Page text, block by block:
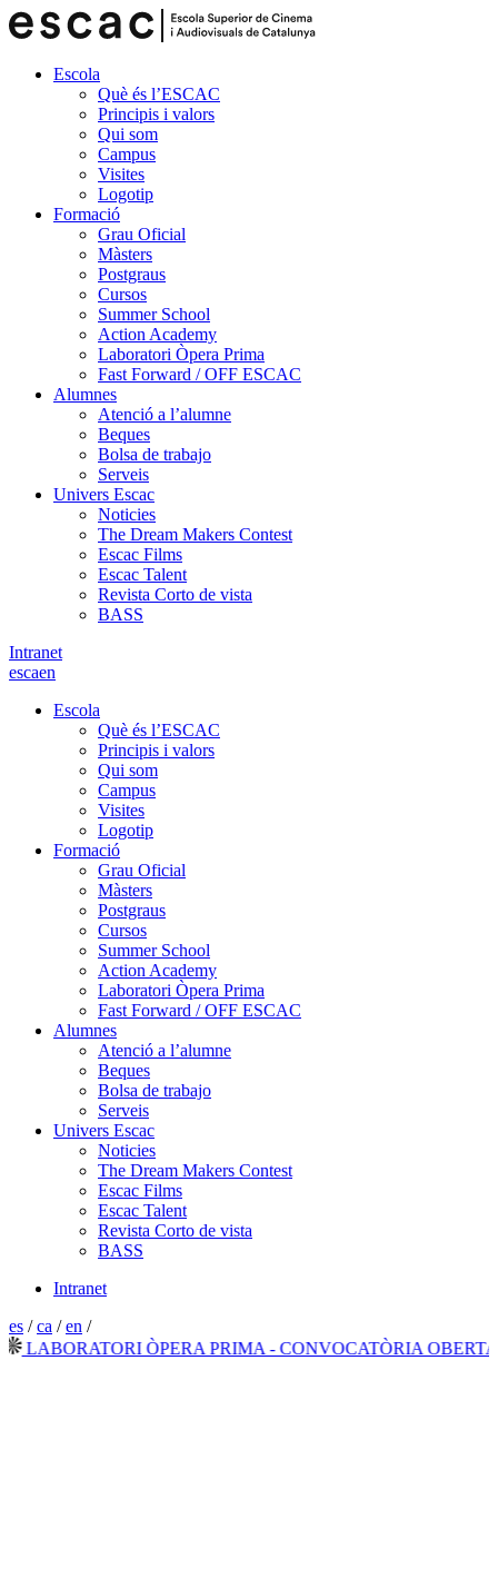
Escola
Què és l’ESCAC
Principis i valors
Qui som
Campus
Visites
Logotip
Formació
Grau Oficial
Màsters
Postgraus
Cursos
Summer School
Action Academy
Laboratori Òpera Prima
Fast Forward / OFF ESCAC
Alumnes
Atenció a l’alumne
Beques
Bolsa de trabajo
Serveis
Univers Escac
Noticies
The Dream Makers Contest
Escac Films
Escac Talent
Revista Corto de vista
BASS
Intranet
escaen
Escola
Què és l’ESCAC
Principis i valors
Qui som
Campus
Visites
Logotip
Formació
Grau Oficial
Màsters
Postgraus
Cursos
Summer School
Action Academy
Laboratori Òpera Prima
Fast Forward / OFF ESCAC
Alumnes
Atenció a l’alumne
Beques
Bolsa de trabajo
Serveis
Univers Escac
Noticies
The Dream Makers Contest
Escac Films
Escac Talent
Revista Corto de vista
BASS
Intranet
es /ca /en /
ÒPERA PRIMA - CONVOCATÒRIA OBERTA